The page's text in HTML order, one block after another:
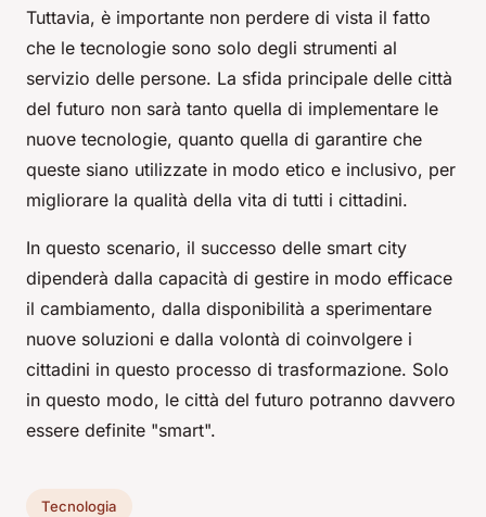
Tuttavia, è importante non perdere di vista il fatto
che le tecnologie sono solo degli strumenti al
servizio delle persone. La sfida principale delle città
del futuro non sarà tanto quella di implementare le
nuove tecnologie, quanto quella di garantire che
queste siano utilizzate in modo etico e inclusivo, per
migliorare la qualità della vita di tutti i cittadini.
In questo scenario, il successo delle smart city
dipenderà dalla capacità di gestire in modo efficace
il cambiamento, dalla disponibilità a sperimentare
nuove soluzioni e dalla volontà di coinvolgere i
cittadini in questo processo di trasformazione. Solo
in questo modo, le città del futuro potranno davvero
essere definite "smart".
Tecnologia